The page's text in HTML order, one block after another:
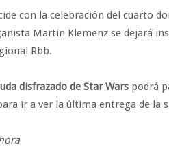
con la celebración del cuarto
Martin Klemenz se dejará
Rbb.
disfrazado de Star Wars podrá
ir a ver la última entrega de la